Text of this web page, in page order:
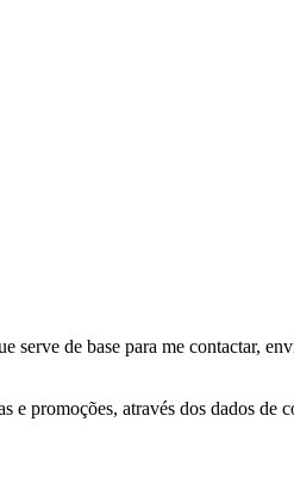
de base para me contactar,
promoções, através dos dados de